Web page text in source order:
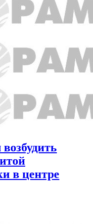
в центре